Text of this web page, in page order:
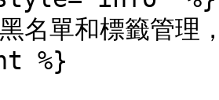
名單和標籤管
%}